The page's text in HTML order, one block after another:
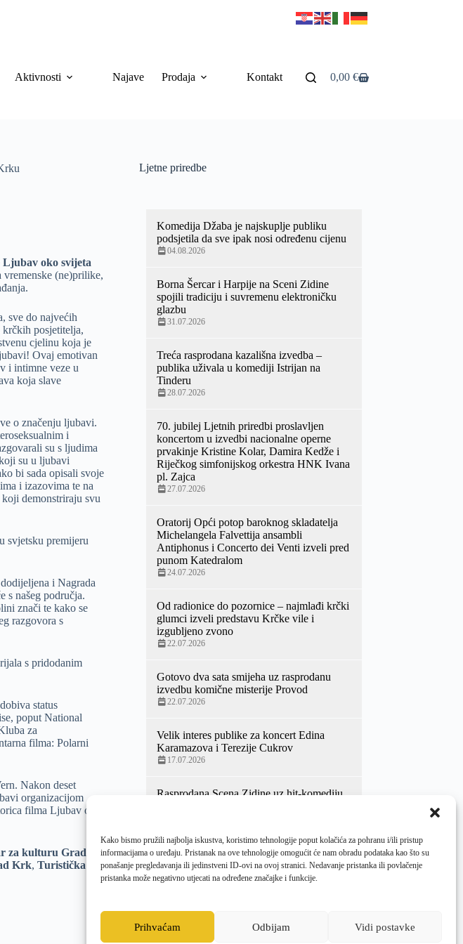
Kako bismo pružili najbolja iskustva, koristimo tehnologije poput kolačića za pohranu i/ili pristup
informacijama o uređaju. Pristanak na ove tehnologije omogućit će nam obradu podataka kao što su
ponašanje pregledavanja ili jedinstveni ID-ovi na ovoj stranici. Nedavanje pristanka ili povlačenje
pristanka može negativno utjecati na određene značajke i funkcije.
Prihvaćam Odbijam Vidi postavke
Aktivnosti Najave Prodaja Kontakt 0,00 €
oko svijeta
vremenske (ne)prilike,
sve do najvećih
posjetitelja,
cjelinu koja je
Ovaj emotivan
i intimne veze u
koja slave
o značenju ljubavi.
i
su s ljudima
su u ljubavi
bi sada opisali svoje
i izazovima te na
demonstriraju svu
svjetsku premijeru
i Nagrada
s našeg područja.
znači te kako se
razgovora s
s pridodanim
status
poput National
za
filma: Polarni
Nakon deset
organizacijom
filma Ljubav oko
za kulturu Grada
Krk, Turistička
Ljetne priredbe
Komedija Džaba je najskuplje publiku
podsjetila da sve ipak nosi određenu cijenu
04.08.2026
Borna Šercar i Harpije na Sceni Zidine
spojili tradiciju i suvremenu elektroničku
glazbu
31.07.2026
Treća rasprodana kazališna izvedba –
publika uživala u komediji Istrijan na
Tinderu
28.07.2026
70. jubilej Ljetnih priredbi proslavljen
koncertom u izvedbi nacionalne operne
prvakinje Kristine Kolar, Damira Kedže i
Riječkog simfonijskog orkestra HNK Ivana
pl. Zajca
27.07.2026
Oratorij Opći potop baroknog skladatelja
Michelangela Falvettija ansambli
Antiphonus i Concerto dei Venti izveli pred
punom Katedralom
24.07.2026
Od radionice do pozornice – najmlađi krčki
glumci izveli predstavu Krčke vile i
izgubljeno zvono
22.07.2026
Gotovo dva sata smijeha uz rasprodanu
izvedbu komične misterije Provod
22.07.2026
Velik interes publike za koncert Edina
Karamazova i Terezije Cukrov
17.07.2026
Rasprodana Scena Zidine uz hit-komediju
70. Ljetne priredbe otvorene
veličanstvenim koncertom Hrvatskog
baroknog ansambla i bugarske violinistice